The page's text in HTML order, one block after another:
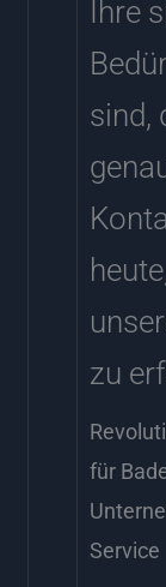
Ihre
sind,
zu
für
Service